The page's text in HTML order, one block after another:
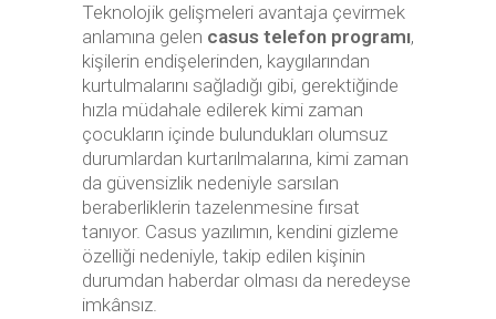
Teknolojik gelişmeleri avantaja çevirmek
anlamına gelen casus telefon programı,
kişilerin endişelerinden, kaygılarından
kurtulmalarını sağladığı gibi, gerektiğinde
hızla müdahale edilerek kimi zaman
çocukların içinde bulundukları olumsuz
durumlardan kurtarılmalarına, kimi zaman
da güvensizlik nedeniyle sarsılan
beraberliklerin tazelenmesine fırsat
tanıyor. Casus yazılımın, kendini gizleme
özelliği nedeniyle, takip edilen kişinin
durumdan haberdar olması da neredeyse
imkânsız.